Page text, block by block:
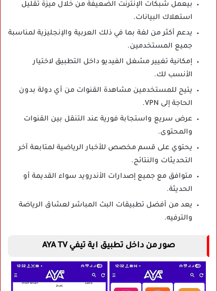
بيعمل شبكات الإنترنت الضعيفة من خلال ميزة تقليل
استهلاك البيانات.
يدعم أكثر من لغة بما في ذلك العربية والإنجليزية لمناسبة
جميع المستخدمين.
إمكانية تغيير مشغل الفيديو داخل التطبيق لاختيار
الأنسب لك.
يتيح للمستخدمين مشاهدة القنوات من أي دولة بدون
الحاجة إلى VPN.
عرض سريع واستجابة فورية عند التنقل بين القنوات
والمحتوى.
يحتوي على قسم مخصص للأخبار الرياضية لمتابعة آخر
التحديثات والنتائج.
متوافق مع جميع إصدارات الأندرويد سواء القديمة أو
الحديثة.
يعد من أفضل تطبيقات البث المباشر لعشاق الرياضة
والترفيه.
صور من داخل تطبيق اية تيفي AYA TV